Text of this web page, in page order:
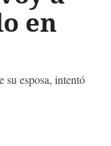
en
su esposa, intentó